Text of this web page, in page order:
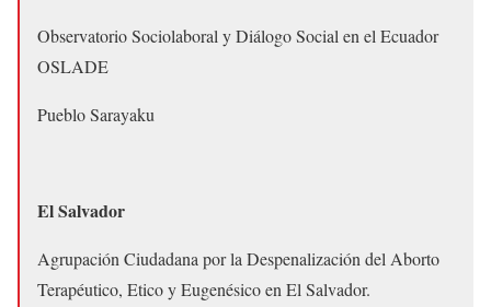
Observatorio Sociolaboral y Diálogo Social en el Ecuador
OSLADE
Pueblo Sarayaku
El Salvador
Agrupación Ciudadana por la Despenalización del Aborto
Terapéutico, Etico y Eugenésico en El Salvador.